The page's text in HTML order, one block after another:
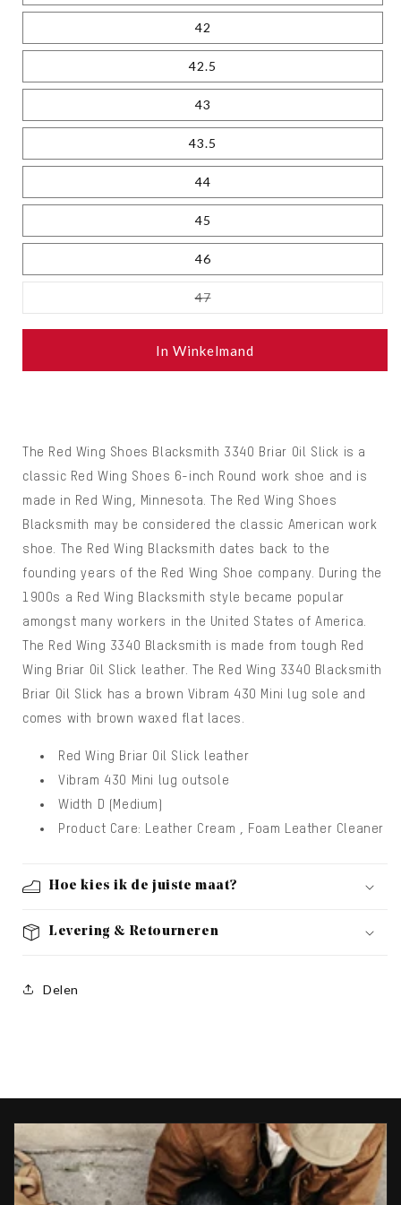
42
42.5
43
43.5
44
45
46
47Variant
uitverkocht
beschikbaar
In Winkelmand
The Red Wing Shoes Blacksmith 3340 Briar Oil Slick is a
classic Red Wing Shoes 6-inch Round work shoe and is
made in Red Wing, Minnesota. The Red Wing Shoes
Blacksmith may be considered the classic American work
shoe. The Red Wing Blacksmith dates back to the
founding years of the Red Wing Shoe company. During the
1900s a Red Wing Blacksmith style became popular
amongst many workers in the United States of America.
The Red Wing 3340 Blacksmith is made from tough Red
Wing Briar Oil Slick leather. The Red Wing 3340 Blacksmith
Briar Oil Slick has a brown Vibram 430 Mini lug sole and
comes with brown waxed flat laces.
Red Wing Briar Oil Slick leather
Vibram 430 Mini lug outsole
Width D (Medium)
Product Care: Leather Cream , Foam Leather Cleaner
Hoe kies ik de juiste maat?
Levering & Retourneren
Delen